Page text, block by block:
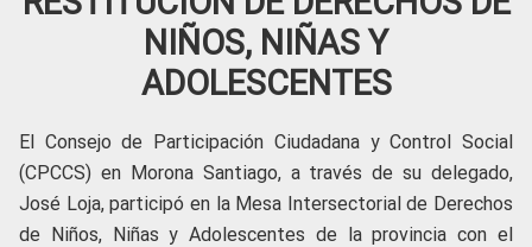
NIÑOS, NIÑAS Y
ADOLESCENTES
El Consejo de Participación Ciudadana y Control Social
(CPCCS) en Morona Santiago, a través de su delegado,
José Loja, participó en la Mesa Intersectorial de Derechos
de Niños, Niñas y Adolescentes de la provincia con el